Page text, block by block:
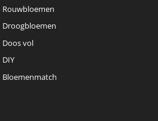
Rouwbloemen
Droogbloemen
Doos vol
DIY
Bloemenmatch